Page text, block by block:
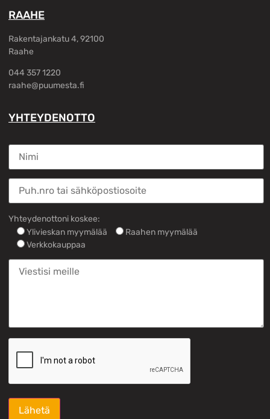
RAAHE
Rakentajankatu 4, 92100
Raahe
044 357 1220
raahe@puumesta.fi
YHTEYDENOTTO
Yhteydenottoni koskee:
Ylivieskan myymälää
Raahen myymälää
Verkkokauppaa